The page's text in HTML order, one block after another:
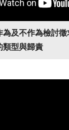
為及不作為檢討
類型與歸責